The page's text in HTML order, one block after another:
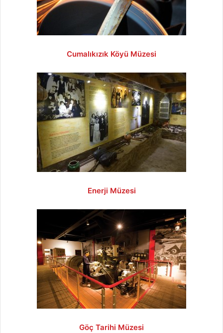
Cumalıkızık Köyü Müzesi
Enerji Müzesi
Göç Tarihi Müzesi